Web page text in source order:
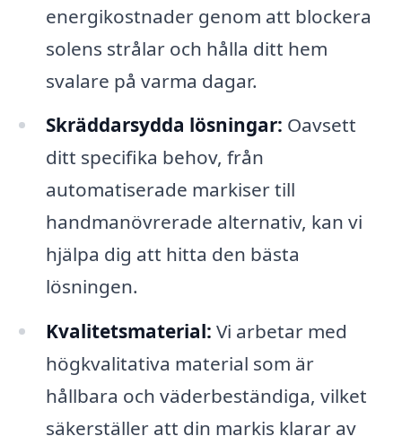
energikostnader genom att blockera
solens strålar och hålla ditt hem
svalare på varma dagar.
Skräddarsydda lösningar: Oavsett
ditt specifika behov, från
automatiserade markiser till
handmanövrerade alternativ, kan vi
hjälpa dig att hitta den bästa
lösningen.
Kvalitetsmaterial: Vi arbetar med
högkvalitativa material som är
hållbara och väderbeständiga, vilket
säkerställer att din markis klarar av